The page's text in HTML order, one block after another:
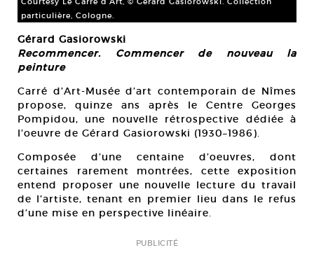
particulière, Cologne.
Gérard Gasiorowski
Recommencer. Commencer de nouveau la
peinture
Carré d’Art-Musée d’art contemporain de Nîmes
propose, quinze ans après le Centre Georges
Pompidou, une nouvelle rétrospective dédiée à
l’oeuvre de Gérard Gasiorowski (1930–1986).
Composée d’une centaine d’oeuvres, dont
certaines rarement montrées, cette exposition
entend proposer une nouvelle lecture du travail
de l’artiste, tenant en premier lieu dans le refus
d’une mise en perspective linéaire.
PUBLICITÉ